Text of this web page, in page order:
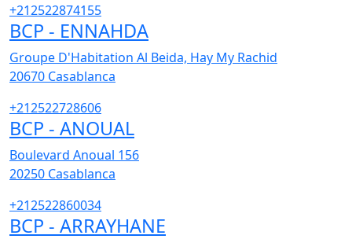
+212522874155
BCP - ENNAHDA
Groupe D'Habitation Al Beida, Hay My Rachid
20670 Casablanca
+212522728606
BCP - ANOUAL
Boulevard Anoual 156
20250 Casablanca
+212522860034
BCP - ARRAYHANE